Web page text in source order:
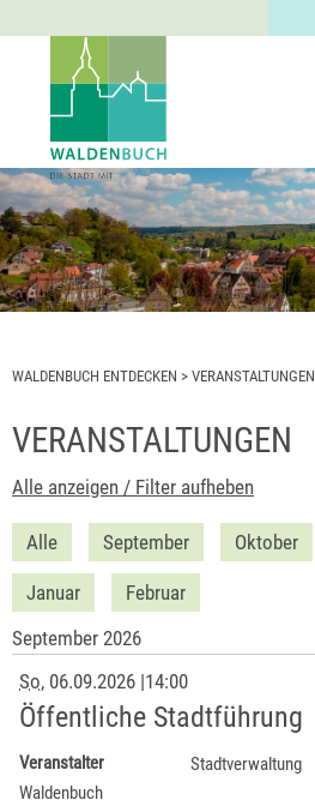
WALDENBUCH ENTDECKEN > VERANSTALTUNGEN
VERANSTALTUNGEN
Alle anzeigen / Filter aufheben
Alle September Oktober
Januar
Februar
September 2026
So, 06.09.2026 |14:00
Öffentliche Stadtführung
Veranstalter
Stadtverwaltung
Waldenbuch